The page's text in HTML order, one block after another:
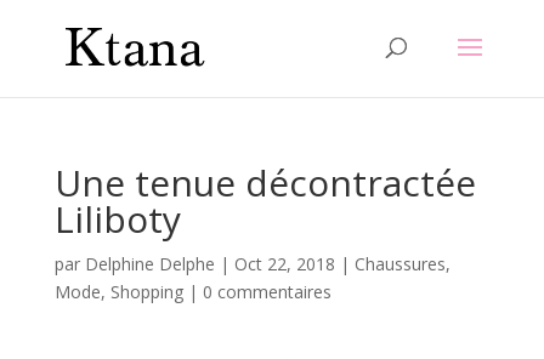
Une tenue décontractée
Liliboty
par Delphine Delphe | Oct 22, 2018 | Chaussures,
Mode, Shopping| 0 commentaires